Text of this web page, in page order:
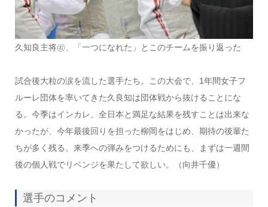
久知良主将㊨、「一つになれた」とこのチームを振り返った
試合後大粒の涙を流した選手たち。この大会で、1年間女子フ
ルーレ団体を率いてきた久良知は団体戦から抜けることにな
る。今季はインカレ、全日本と満足な結果を残すことは出来な
かったが、今年最後回りを担った柳岡をはじめ、期待の後輩た
ちが多く残る。来季への弾みをつけるためにも、まずは一週間
後の個人戦でリベンジを果たして欲しい。（向井千優）
選手のコメント